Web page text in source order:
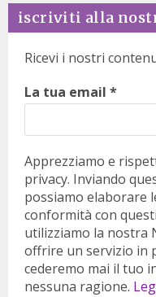
iscriviti alla
Ricevi i nostri
La tua email *
Apprezziamo e
privacy. Inviando
possiamo elaborare
conformità con
utilizziamo la nostra
offrire un servizio in
cederemo mai il tuo
nessuna ragione.